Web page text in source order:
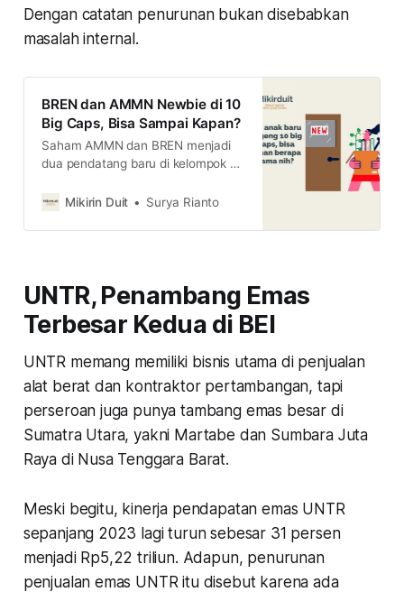
Dengan catatan penurunan bukan disebabkan
masalah internal.
BREN dan AMMN Newbie di 10
Big Caps, Bisa Sampai Kapan?
Saham AMMN dan BREN menjadi
dua pendatang baru di kelompok 10
keuntungan punya market cap
lama ya?
Mikirin Duit Surya Rianto
UNTR, Penambang Emas
Terbesar Kedua di BEI
UNTR memang memiliki bisnis utama di penjualan
alat berat dan kontraktor pertambangan, tapi
perseroan juga punya tambang emas besar di
Sumatra Utara, yakni Martabe dan Sumbara Juta
Raya di Nusa Tenggara Barat.
Meski begitu, kinerja pendapatan emas UNTR
sepanjang 2023 lagi turun sebesar 31 persen
menjadi Rp5,22 triliun. Adapun, penurunan
penjualan emas UNTR itu disebut karena ada